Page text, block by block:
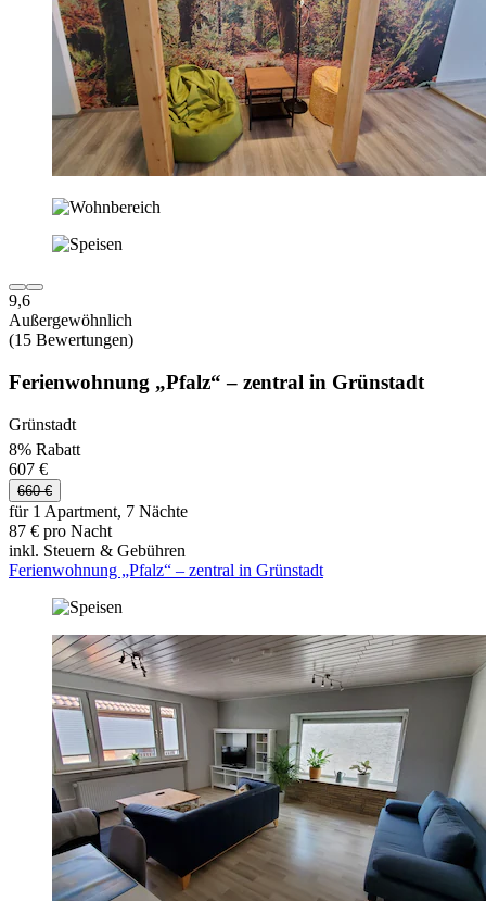
9,6
Außergewöhnlich
(15 Bewertungen)
Ferienwohnung „Pfalz“ – zentral in Grünstadt
Grünstadt
8% Rabatt
607 €
660 €
für 1 Apartment, 7 Nächte
87 € pro Nacht
inkl. Steuern & Gebühren
Ferienwohnung „Pfalz“ – zentral in Grünstadt